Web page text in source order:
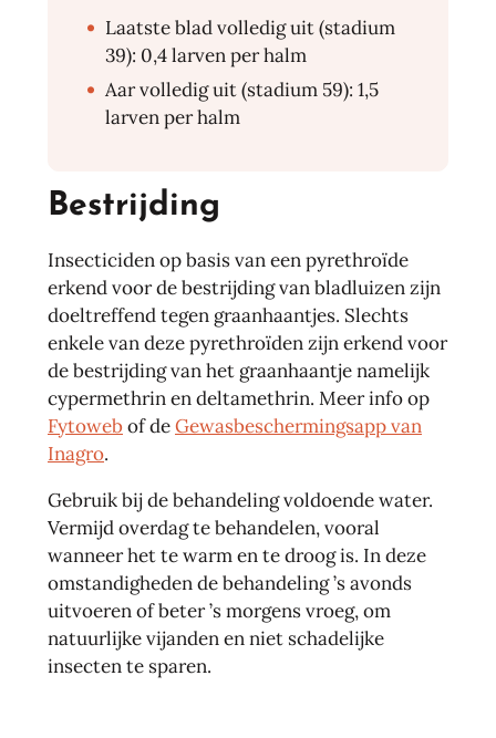
Laatste blad volledig uit (stadium
39): 0,4 larven per halm
Aar volledig uit (stadium 59): 1,5
larven per halm
Bestrijding
Insecticiden op basis van een pyrethroïde
erkend voor de bestrijding van bladluizen zijn
doeltreffend tegen graanhaantjes. Slechts
enkele van deze pyrethroïden zijn erkend voor
de bestrijding van het graanhaantje namelijk
cypermethrin en deltamethrin. Meer info op
Fytowebof deGewasbeschermingsapp van
Inagro.
Gebruik bij de behandeling voldoende water.
Vermijd overdag te behandelen, vooral
wanneer het te warm en te droog is. In deze
omstandigheden de behandeling ’s avonds
uitvoeren of beter ’s morgens vroeg, om
natuurlijke vijanden en niet schadelijke
insecten te sparen.
A tot Z